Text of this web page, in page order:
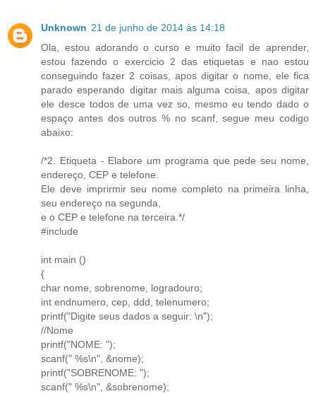
Unknown 21 de junho de 2014 às 14:18
Ola, estou adorando o curso e muito facil de aprender,
estou fazendo o exercicio 2 das etiquetas e nao estou
conseguindo fazer 2 coisas, apos digitar o nome, ele fica
parado esperando digitar mais alguma coisa, apos digitar
ele desce todos de uma vez so, mesmo eu tendo dado o
espaço antes dos outros % no scanf, segue meu codigo
abaixo:
/*2. Etiqueta - Elabore um programa que pede seu nome,
endereço, CEP e telefone.
Ele deve imprirmir seu nome completo na primeira linha,
seu endereço na segunda,
e o CEP e telefone na terceira.*/
#include
int main ()
{
char nome, sobrenome, logradouro;
int endnumero, cep, ddd, telenumero;
printf("Digite seus dados a seguir: \n");
//Nome
printf("NOME: ");
scanf(" %s\n", &nome);
printf("SOBRENOME: ");
scanf(" %s\n", &sobrenome);